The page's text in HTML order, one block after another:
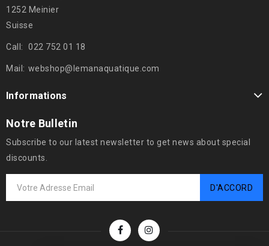
1252 Meinier
Suisse
Call: 022 752 01 18
Mail: webshop@lemanaquatique.com
Informations
Notre Bulletin
Subscribe to our latest newsletter to get news about special
discounts.